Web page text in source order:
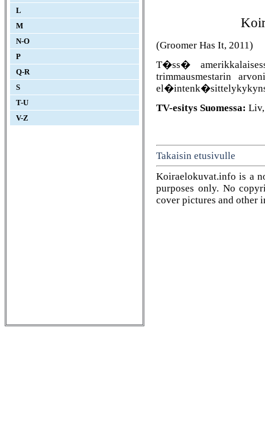
L
M
N-O
P
Q-R
S
T-U
V-Z
(Groomer Has It, 2011)
T�ss�
trimmausmestarin
TV-esitys Suomessa:
Takaisin etusivulle
Koiraelokuvat.info is a
purposes only. No
cover pictures and other